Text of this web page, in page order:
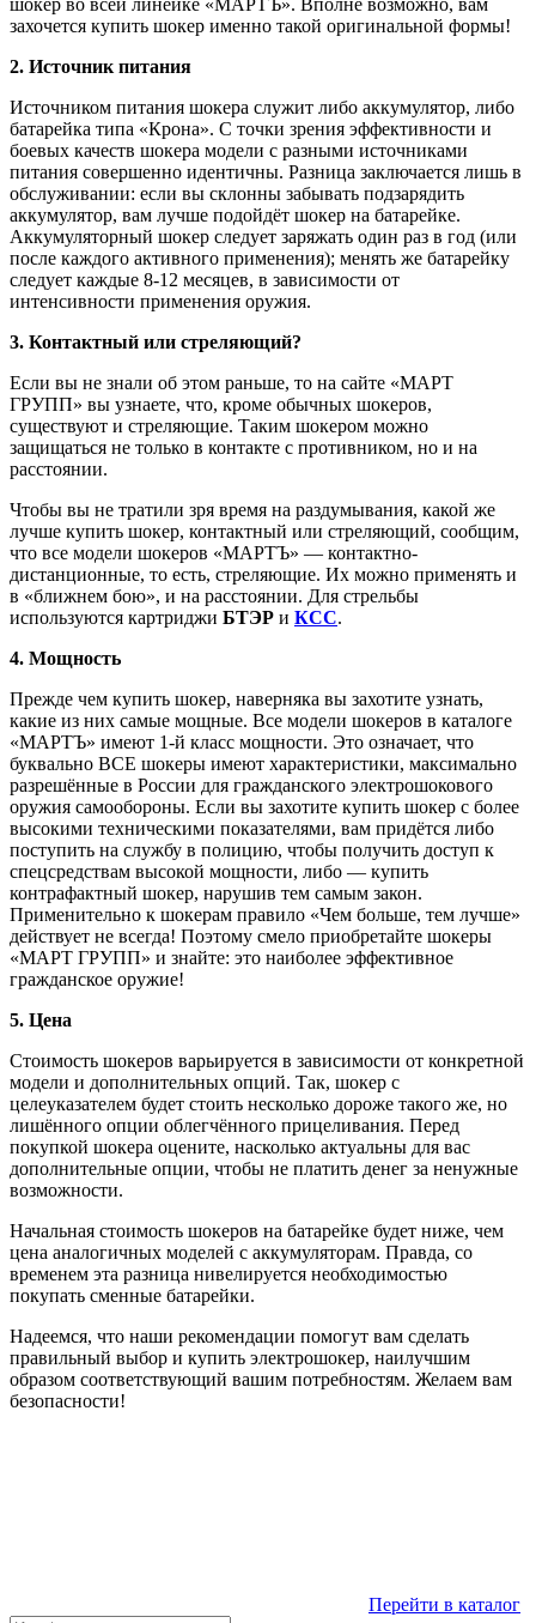
шокер во всей линейке «МАРТЪ». Вполне возможно, вам
захочется купить шокер именно такой оригинальной формы!
2. Источник питания
Источником питания шокера служит либо аккумулятор, либо
батарейка типа «Крона». С точки зрения эффективности и
боевых качеств шокера модели с разными источниками
питания совершенно идентичны. Разница заключается лишь в
обслуживании: если вы склонны забывать подзарядить
аккумулятор, вам лучше подойдёт шокер на батарейке.
Аккумуляторный шокер следует заряжать один раз в год (или
после каждого активного применения); менять же батарейку
следует каждые 8-12 месяцев, в зависимости от
интенсивности применения оружия.
3. Контактный или стреляющий?
Если вы не знали об этом раньше, то на сайте «МАРТ
ГРУПП» вы узнаете, что, кроме обычных шокеров,
существуют и стреляющие. Таким шокером можно
защищаться не только в контакте с противником, но и на
расстоянии.
Чтобы вы не тратили зря время на раздумывания, какой же
лучше купить шокер, контактный или стреляющий, сообщим,
что все модели шокеров «МАРТЪ» — контактно-
дистанционные, то есть, стреляющие. Их можно применять и
в «ближнем бою», и на расстоянии. Для стрельбы
используются картриджи БТЭР и КСС.
4. Мощность
Прежде чем купить шокер, наверняка вы захотите узнать,
какие из них самые мощные. Все модели шокеров в каталоге
«МАРТЪ» имеют 1-й класс мощности. Это означает, что
буквально ВСЕ шокеры имеют характеристики, максимально
разрешённые в России для гражданского электрошокового
оружия самообороны. Если вы захотите купить шокер с более
высокими техническими показателями, вам придётся либо
поступить на службу в полицию, чтобы получить доступ к
спецсредствам высокой мощности, либо — купить
контрафактный шокер, нарушив тем самым закон.
Применительно к шокерам правило «Чем больше, тем лучше»
действует не всегда! Поэтому смело приобретайте шокеры
«МАРТ ГРУПП» и знайте: это наиболее эффективное
гражданское оружие!
5. Цена
Стоимость шокеров варьируется в зависимости от конкретной
модели и дополнительных опций. Так, шокер с
целеуказателем будет стоить несколько дороже такого же, но
лишённого опции облегчённого прицеливания. Перед
покупкой шокера оцените, насколько актуальны для вас
дополнительные опции, чтобы не платить денег за ненужные
возможности.
Начальная стоимость шокеров на батарейке будет ниже, чем
цена аналогичных моделей с аккумуляторам. Правда, со
временем эта разница нивелируется необходимостью
покупать сменные батарейки.
Надеемся, что наши рекомендации помогут вам сделать
правильный выбор и купить электрошокер, наилучшим
образом соответствующий вашим потребностям. Желаем вам
безопасности!
Перейти в каталог